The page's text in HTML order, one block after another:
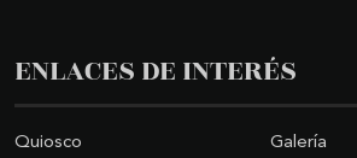
ENLACES DE INTERÉS
Quiosco Galería